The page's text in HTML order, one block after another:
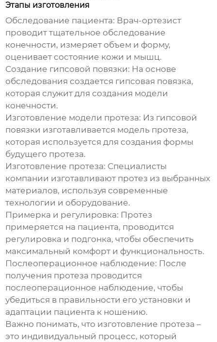
Этапы изготовления
Обследование пациента: Врач-ортезист
проводит тщательное обследование
конечности, измеряет объем и форму,
оценивает состояние кожи и мышц.
Создание гипсовой повязки: На основе
обследования создается гипсовая повязка,
которая служит для создания модели
конечности.
Изготовление модели протеза: Из гипсовой
повязки изготавливается модель протеза,
которая используется для создания формы
будущего протеза.
Изготовление протеза: Специалисты
компании изготавливают протез из выбранных
материалов, используя современные
технологии и оборудование.
Примерка и регулировка: Протез
примеряется на пациента, проводится
регулировка и подгонка, чтобы обеспечить
максимальный комфорт и функциональность.
Послеоперационное наблюдение: После
получения протеза проводится
послеоперационное наблюдение, чтобы
убедиться в правильности его установки и
адаптации пациента к ношению.
Важно понимать, что изготовление протеза –
это индивидуальный процесс, который